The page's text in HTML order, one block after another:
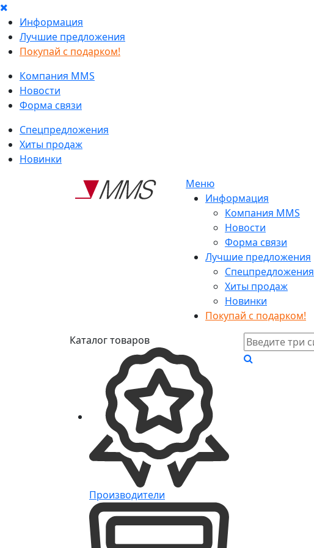
Информация
Лучшие предложения
Покупай с подарком!
Компания MMS
Новости
Форма связи
Спецпредложения
Хиты продаж
Новинки
Меню
Информация
Компания MMS
Новости
Форма связи
Лучшие предложения
Спецпредложения
Хиты продаж
Новинки
Покупай с подарком!
Каталог товаров
Производители